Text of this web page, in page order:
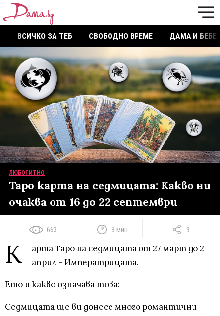
ВСИЧКО ЗА ТЕБ СВОБОДНО ВРЕМЕ ДАМА И БЕБЕ
ЛЮБОПИТНО
Таро карта на седмицата: Какво ни
очаква от 16 до 22 септември
663 3 мин 9
К
арта Таро на седмицата от 27 март до 2
април - Императрицата.
Ето и какво означава това:
Седмицата ще ви донесе много романтични